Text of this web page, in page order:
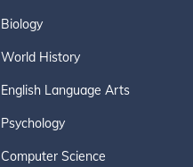
Biology
World History
English Language Arts
Psychology
Computer Science